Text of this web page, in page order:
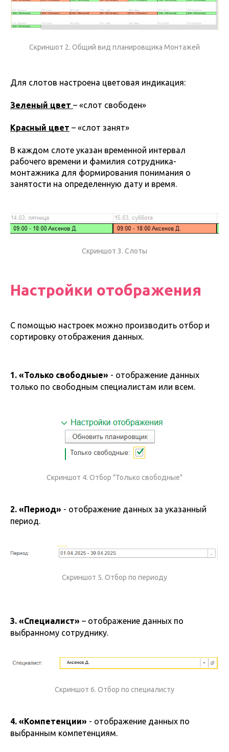
Скриншот 2. Общий вид планировщика Монтажей
Для слотов настроена цветовая индикация:
Зеленый цвет – «слот свободен»
Красный цвет – «слот занят»
В каждом слоте указан временной интервал
рабочего времени и фамилия сотрудника-
монтажника для формирования понимания о
занятости на определенную дату и время.
Скриншот 3. Слоты
Настройки отображения
С помощью настроек можно производить отбор и
сортировку отображения данных.
1. «Только свободные» - отображение данных
только по свободным специалистам или всем.
Скриншот 4. Отбор "Только свободные"
2. «Период» - отображение данных за указанный
период.
Скриншот 5. Отбор по периоду
3. «Специалист» – отображение данных по
выбранному сотруднику.
Скриншот 6. Отбор по специалисту
4. «Компетенции» - отображение данных по
выбранным компетенциям.